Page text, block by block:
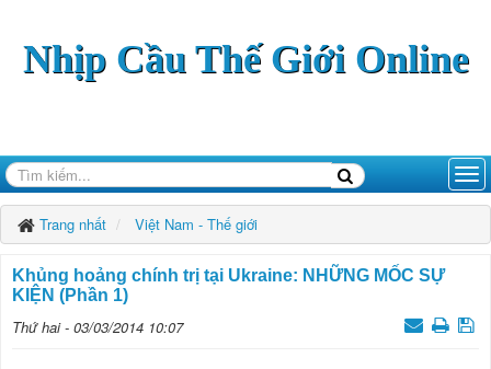
Nhịp Cầu Thế Giới Online
Trang nhất Việt Nam - Thế giới
Khủng hoảng chính trị tại Ukraine: NHỮNG MỐC SỰ
KIỆN (Phần 1)
Thứ hai - 03/03/2014 10:07